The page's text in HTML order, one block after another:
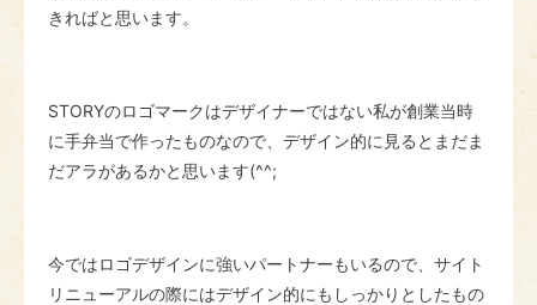
きればと思います。
STORYのロゴマークはデザイナーではない私が創業当時
に手弁当で作ったものなので、デザイン的に見るとまだま
だアラがあるかと思います(^^;
今ではロゴデザインに強いパートナーもいるので、サイト
リニューアルの際にはデザイン的にもしっかりとしたもの